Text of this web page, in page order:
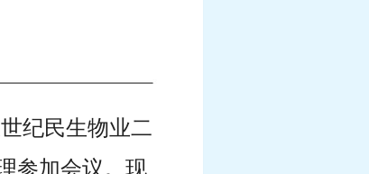
纪民生物业二
参加会议。现